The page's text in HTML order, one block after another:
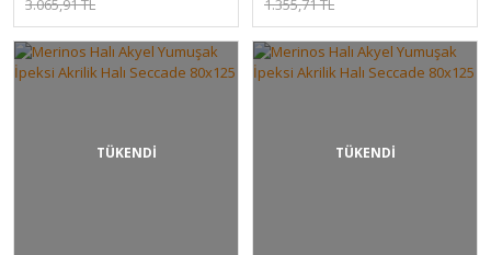
3.065,91 TL 1.355,71 TL
TÜKENDİ TÜKENDİ